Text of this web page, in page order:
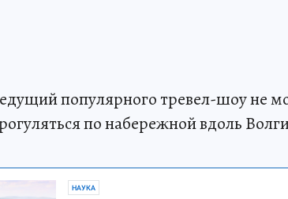
популярного тревел-шоу не
по набережной вдоль
НАУКА